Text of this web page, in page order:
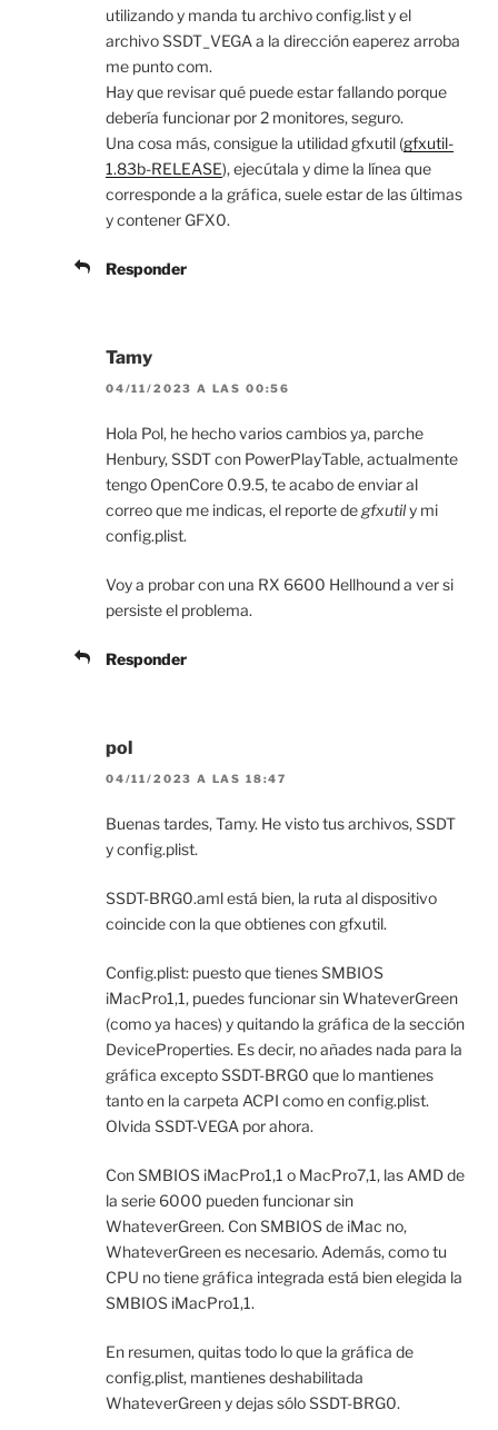
utilizando y manda tu archivo config.list y el
archivo SSDT_VEGA a la dirección eaperez arroba
me punto com.
Hay que revisar qué puede estar fallando porque
debería funcionar por 2 monitores, seguro.
Una cosa más, consigue la utilidad gfxutil (gfxutil-
1.83b-RELEASE), ejecútala y dime la línea que
corresponde a la gráfica, suele estar de las últimas
y contener GFX0.
Responder
Tamy
04/11/2023 A LAS 00:56
Hola Pol, he hecho varios cambios ya, parche
Henbury, SSDT con PowerPlayTable, actualmente
tengo OpenCore 0.9.5, te acabo de enviar al
correo que me indicas, el reporte de gfxutily mi
config.plist.
Voy a probar con una RX 6600 Hellhound a ver si
persiste el problema.
Responder
pol
04/11/2023 A LAS 18:47
Buenas tardes, Tamy. He visto tus archivos, SSDT
y config.plist.
SSDT-BRG0.aml está bien, la ruta al dispositivo
coincide con la que obtienes con gfxutil.
Config.plist: puesto que tienes SMBIOS
iMacPro1,1, puedes funcionar sin WhateverGreen
(como ya haces) y quitando la gráfica de la sección
DeviceProperties. Es decir, no añades nada para la
gráfica excepto SSDT-BRG0 que lo mantienes
tanto en la carpeta ACPI como en config.plist.
Olvida SSDT-VEGA por ahora.
Con SMBIOS iMacPro1,1 o MacPro7,1, las AMD de
la serie 6000 pueden funcionar sin
WhateverGreen. Con SMBIOS de iMac no,
WhateverGreen es necesario. Además, como tu
CPU no tiene gráfica integrada está bien elegida la
SMBIOS iMacPro1,1.
En resumen, quitas todo lo que la gráfica de
config.plist, mantienes deshabilitada
WhateverGreen y dejas sólo SSDT-BRG0.